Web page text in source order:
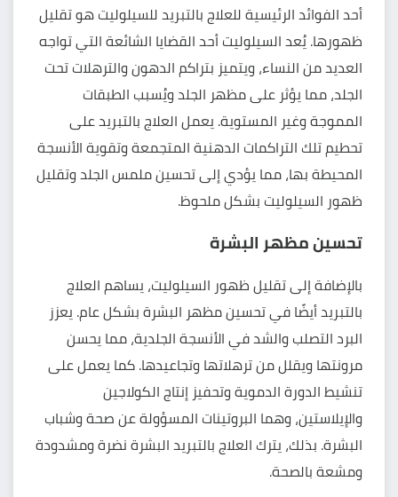
أحد الفوائد الرئيسية للعلاج بالتبريد للسيلوليت هو تقليل
ظهورها. يُعد السيلوليت أحد القضايا الشائعة التي تواجه
العديد من النساء، ويتميز بتراكم الدهون والترهلات تحت
الجلد، مما يؤثر على مظهر الجلد ويُسبب الطبقات
المموجة وغير المستوية. يعمل العلاج بالتبريد على
تحطيم تلك التراكمات الدهنية المتجمعة وتقوية الأنسجة
المحيطة بها، مما يؤدي إلى تحسين ملمس الجلد وتقليل
ظهور السيلوليت بشكل ملحوظ.
تحسين مظهر البشرة
بالإضافة إلى تقليل ظهور السيلوليت، يساهم العلاج
بالتبريد أيضًا في تحسين مظهر البشرة بشكل عام. يعزز
البرد التصلب والشد في الأنسجة الجلدية، مما يحسن
مرونتها ويقلل من ترهلاتها وتجاعيدها. كما يعمل على
تنشيط الدورة الدموية وتحفيز إنتاج الكولاجين
والإيلاستين، وهما البروتينات المسؤولة عن صحة وشباب
البشرة. بذلك، يترك العلاج بالتبريد البشرة نضرة ومشدودة
ومشعة بالصحة.